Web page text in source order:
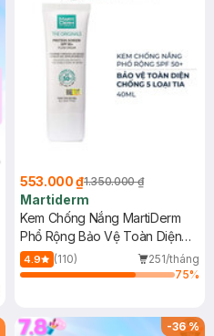
553.000 ₫1.350.000 ₫
Martiderm
Kem Chống Nắng MartiDerm
Phổ Rộng Bảo Vệ Toàn Diện
40ml
4.9 (110)
251/tháng
75%
-36%